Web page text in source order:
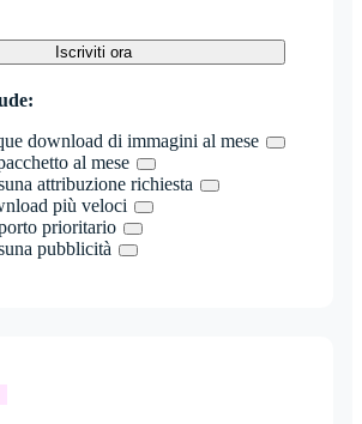
Iscriviti ora
download di immagini al mese
al mese
attribuzione richiesta
più veloci
prioritario
pubblicità